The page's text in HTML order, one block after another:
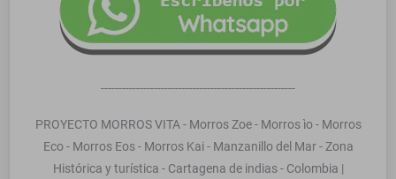
-------------------------------------------------------
PROYECTO MORROS VITA - Morros Zoe - Morros ìo - Morros
Eco - Morros Eos - Morros Kai - Manzanillo del Mar - Zona
Histórica y turística - Cartagena de indias - Colombia |